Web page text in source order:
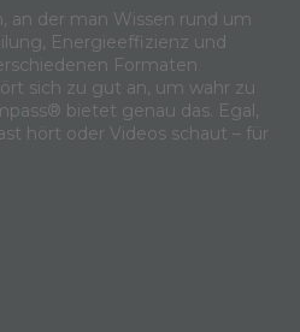
an der man Wissen rund um
Energieeffizienz und
Formaten
sich zu gut an, um wahr zu
bietet genau das. Egal,
hört oder Videos schaut – für